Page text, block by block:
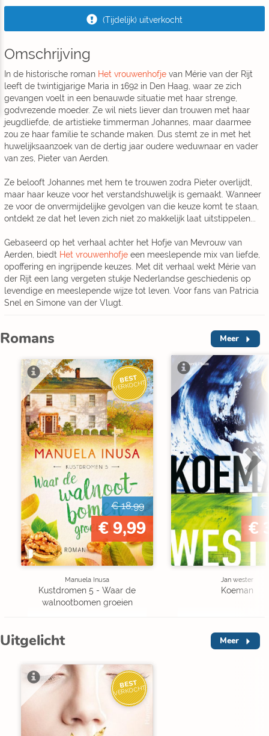
(Tijdelijk) uitverkocht
Omschrijving
In de historische roman Het vrouwenhofje van Mérie van der Rijt
leeft de twintigjarige Maria in 1692 in Den Haag, waar ze zich
gevangen voelt in een benauwde situatie met haar strenge,
godvrezende moeder. Ze wil niets liever dan trouwen met haar
jeugdliefde, de artistieke timmerman Johannes, maar daarmee
zou ze haar familie te schande maken. Dus stemt ze in met het
huwelijksaanzoek van de dertig jaar oudere weduwnaar en vader
van zes, Pieter van Aerden.
Ze belooft Johannes met hem te trouwen zodra Pieter overlijdt,
maar haar keuze voor het verstandshuwelijk is gemaakt. Wanneer
ze voor de onvermijdelijke gevolgen van die keuze komt te staan,
ontdekt ze dat het leven zich niet zo makkelijk laat uitstippelen...
Gebaseerd op het verhaal achter het Hofje van Mevrouw van
Aerden, biedt Het vrouwenhofje een meeslepende mix van liefde,
opoffering en ingrijpende keuzes. Met dit verhaal wekt Mérie van
der Rijt een lang vergeten stukje Nederlandse geschiedenis op
levendige en meeslepende wijze tot leven. Voor fans van Patricia
Snel en Simone van der Vlugt.
Romans Meer
BEST
VERKOCHT
€ 18,99
€ 9,99
Manuela Inusa
Kustdromen 5 - Waar de
walnootbomen groeien
€
€
Jan wester
Koeman
Uitgelicht Meer
BEST
VERKOCHT